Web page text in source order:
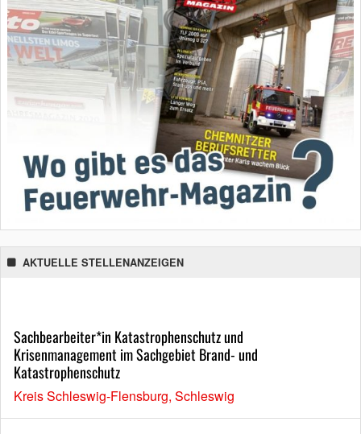
AKTUELLE STELLENANZEIGEN
Sachbearbeiter*in Katastrophenschutz und
Krisenmanagement im Sachgebiet Brand- und
Katastrophenschutz
Kreis Schleswig-Flensburg, Schleswig